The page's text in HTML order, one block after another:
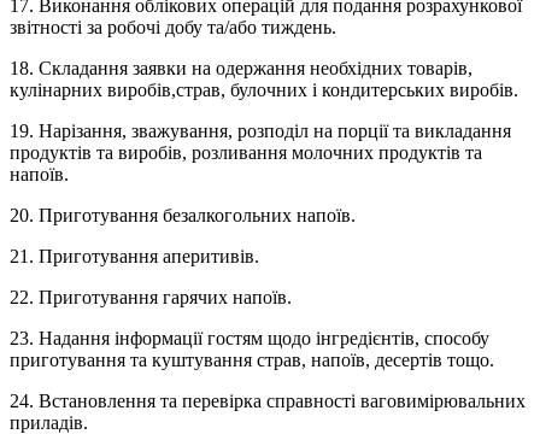
17. Виконання облікових операцій для подання розрахункової
звітності за робочі добу та/або тиждень.
18. Складання заявки на одержання необхідних товарів,
кулінарних виробів,страв, булочних і кондитерських виробів.
19. Нарізання, зважування, розподіл на порції та викладання
продуктів та виробів, розливання молочних продуктів та
напоїв.
20. Приготування безалкогольних напоїв.
21. Приготування аперитивів.
22. Приготування гарячих напоїв.
23. Надання інформації гостям щодо інгредієнтів, способу
приготування та куштування страв, напоїв, десертів тощо.
24. Встановлення та перевірка справності ваговимірювальних
приладів.